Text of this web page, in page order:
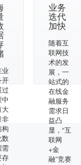
业
开
过
大
非
构
数
需
存
业务
迭代
加快
随着互
联网技
术的发
展，一
站式的
在线金
融服务
需求日
益凸
显，“互
联网
+金
融”竞赛